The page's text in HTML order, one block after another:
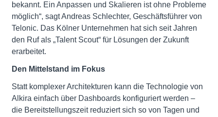
bekannt. Ein Anpassen und Skalieren ist ohne Probleme
möglich“, sagt Andreas Schlechter, Geschäftsführer von
Telonic. Das Kölner Unternehmen hat sich seit Jahren
den Ruf als „Talent Scout“ für Lösungen der Zukunft
erarbeitet.
Den Mittelstand im Fokus
Statt komplexer Architekturen kann die Technologie von
Alkira einfach über Dashboards konfiguriert werden –
die Bereitstellungszeit reduziert sich so von Tagen und